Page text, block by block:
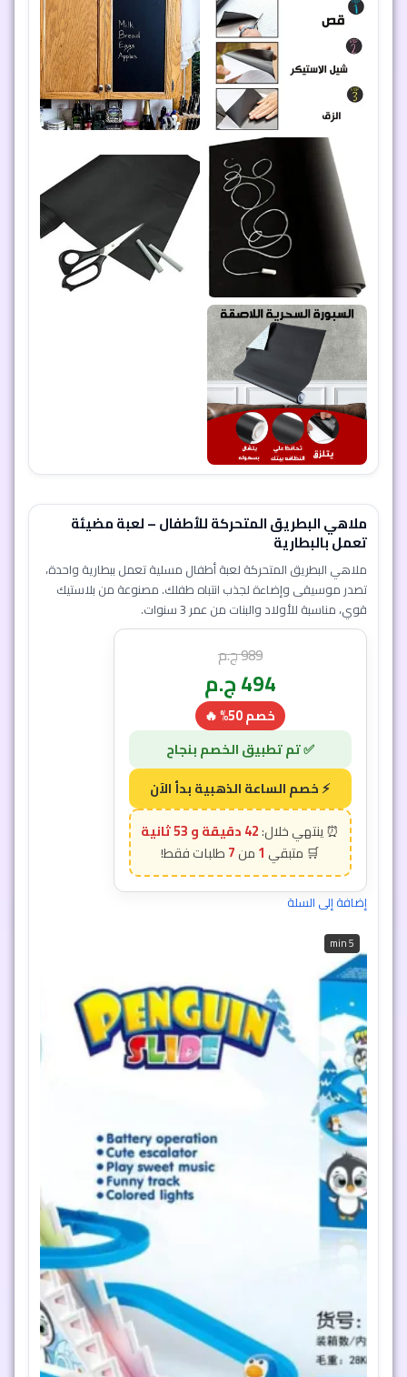
ملاهي البطريق المتحركة للأطفال – لعبة مضيئة
تعمل بالبطارية
ملاهي البطريق المتحركة لعبة أطفال مسلية تعمل ببطارية واحدة،
تصدر موسيقى وإضاءة لجذب انتباه طفلك. مصنوعة من بلاستيك
قوي، مناسبة للأولاد والبنات من عمر 3 سنوات.
989ج.م
494ج.م
خصم 50% 🔥
42 دقيقة و 50 ثانية
1
7
إضافة إلى السلة
5 min